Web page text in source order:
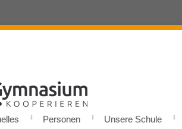
Personen Unsere Schule